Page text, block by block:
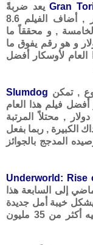
Gran يعد ضربةً
حقيقية للعجوز السبعيني في شباك التذاكر , أضاف الفيلم 8.6
الخامسة , و محققاً ما
من 110.5 مليون دولار و هو رقم يفوق ما
لأوسكار أفضل
Slumdog
فيلم هذا العام
أكثر من 67.2 مليون دولار , محتلاً المرتبة
الكبيرة , ربما بفعل
المدجج بالجوائز
Underworld: Rise
إلى السابعة هذا
و هو رقم يشكل خيبة أمل جديدة
التي صرفت عليه أكثر من 35 مليون